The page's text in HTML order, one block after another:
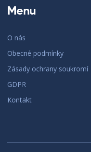
Menu
O nás
Obecné podmínky
Zásady ochrany soukromí
GDPR
Kontakt